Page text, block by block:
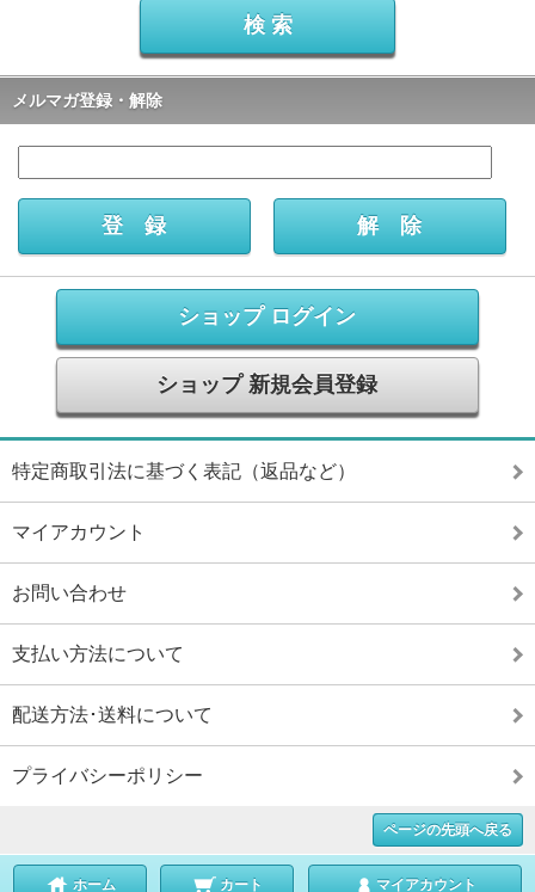
メルマガ登録・解除
ショップ ログイン
ショップ 新規会員登録
特定商取引法に基づく表記（返品など）
マイアカウント
お問い合わせ
支払い方法について
配送方法･送料について
プライバシーポリシー
ページの先頭へ戻る
ホーム カート マイアカウント